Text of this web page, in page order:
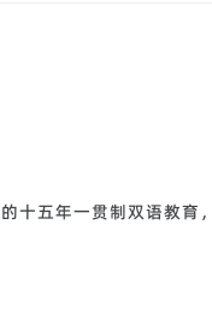
十五年一贯制双语教育